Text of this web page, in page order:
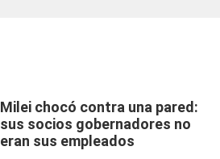
Milei chocó contra una pared:
sus socios gobernadores no
eran sus empleados